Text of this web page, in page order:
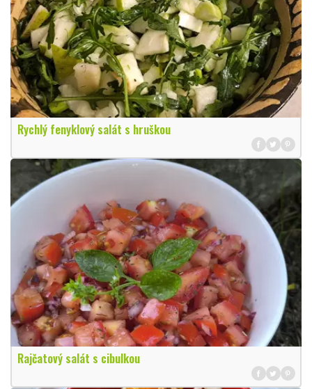
Rychlý fenyklový salát s hruškou
Rajčatový salát s cibulkou